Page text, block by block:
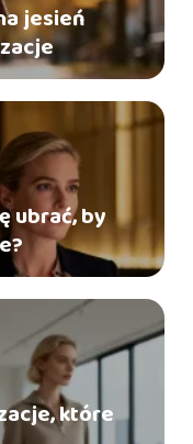
jesień
ubrać, by
które